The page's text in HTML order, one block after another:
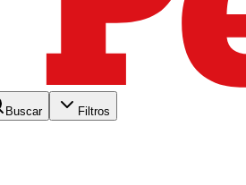
Buscar Filtros